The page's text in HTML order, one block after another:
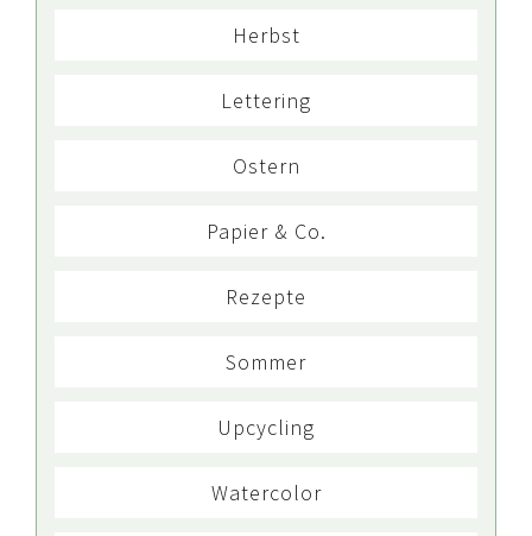
Herbst
Lettering
Ostern
Papier & Co.
Rezepte
Sommer
Upcycling
Watercolor